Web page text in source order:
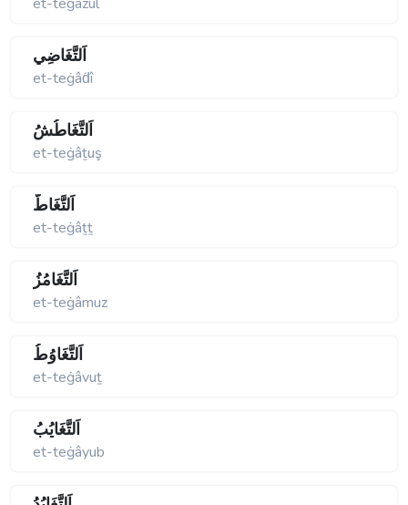
اَلتَّغَاضِي
et-teġâḋî
اَلتَّغَاطُشُ
et-teġâṯuş
اَلتَّغَاطُّ
et-teġâṯṯ
اَلتَّغَامُزُ
et-teġâmuz
اَلتَّغَاوُطُ
et-teġâvuṯ
اَلتَّغَايُبُ
et-teġâyub